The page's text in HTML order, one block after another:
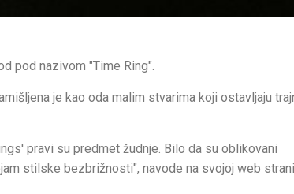
pod nazivom "Time Ring".
je kao oda malim stvarima koji ostavljaju
pravi su predmet žudnje. Bilo da su oblikovani
stilske bezbrižnosti", navode na svojoj web